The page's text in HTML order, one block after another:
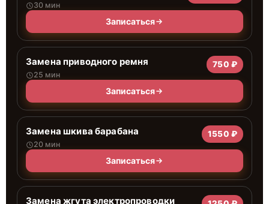
30 мин
Записаться
Замена приводного ремня
25 мин
750 ₽
Записаться
Замена шкива барабана
20 мин
1550 ₽
Записаться
Замена жгута электропроводки